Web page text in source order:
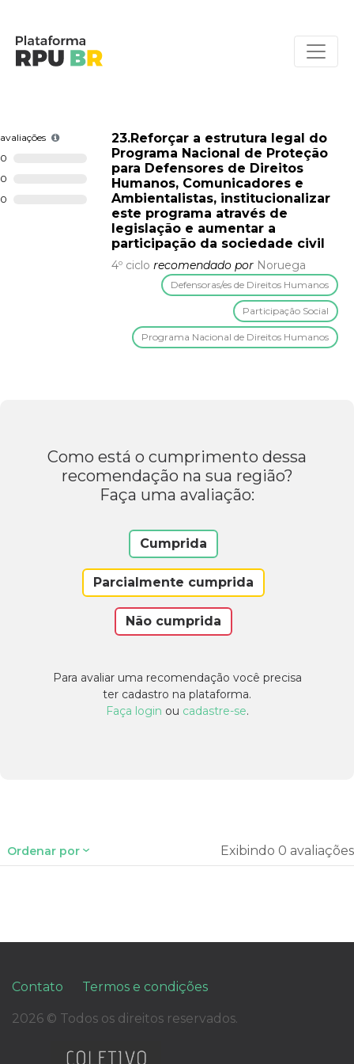
avaliações
0
0
0
23.Reforçar a estrutura legal do
Programa Nacional de Proteção
para Defensores de Direitos
Humanos, Comunicadores e
Ambientalistas, institucionalizar
este programa através de
legislação e aumentar a
participação da sociedade civil
4º ciclo recomendado por Noruega
Defensoras/es de Direitos Humanos
Participação Social
Programa Nacional de Direitos Humanos
Como está o cumprimento dessa
recomendação na sua região?
Faça uma avaliação:
Cumprida
Parcialmente cumprida
Não cumprida
Para avaliar uma recomendação você precisa
ter cadastro na plataforma.
Faça login ou cadastre-se.
Ordenar por Exibindo 0 avaliações
Contato Termos e condições
2026 © Todos os direitos reservados.